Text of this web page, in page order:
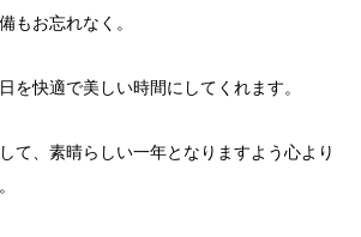
もお忘れなく。
を快適で美しい時間にしてくれます。
て、素晴らしい一年となりますよう心より